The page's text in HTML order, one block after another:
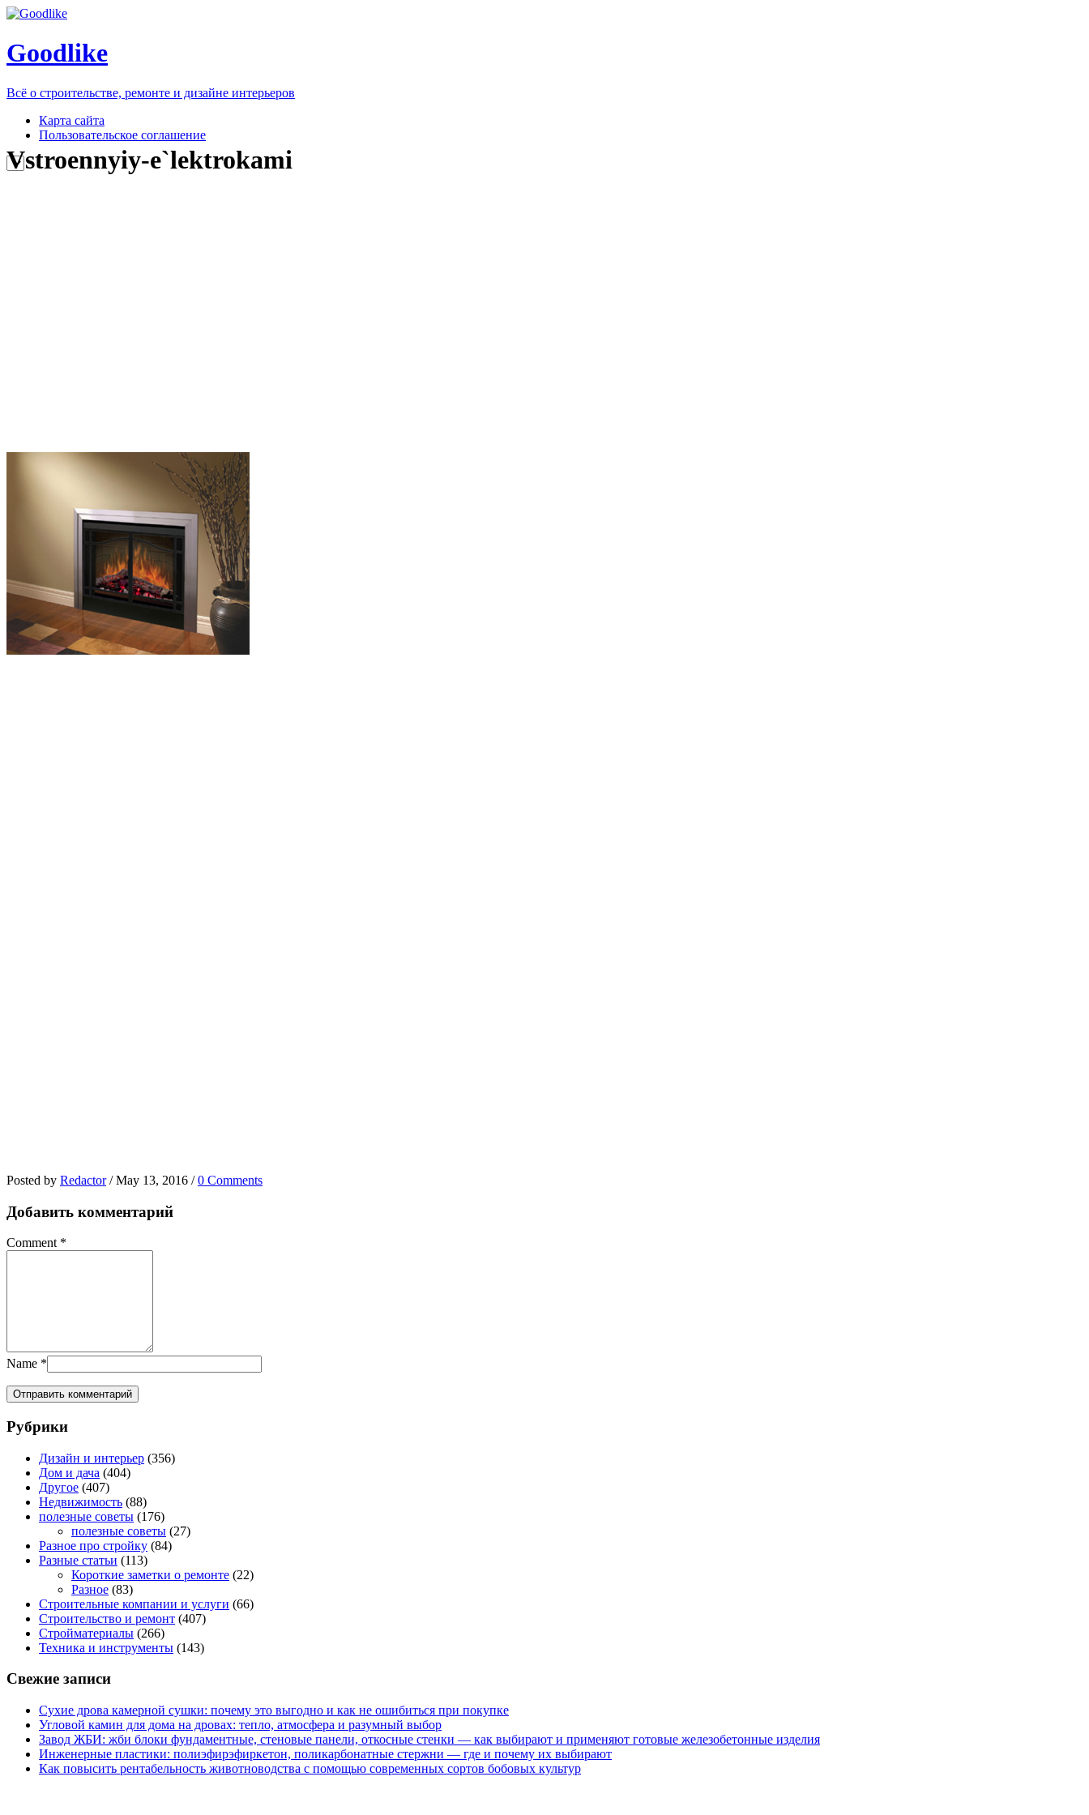
Goodlike
Всё о строительстве, ремонте и дизайне интерьеров
Карта сайта
Пользовательское соглашение
Vstroennyiy-e`lektrokami
Posted by Redactor / May 13, 2016 / 0 Comments
Добавить комментарий
Comment *
Name *
Рубрики
Дизайн и интерьер (356)
Дом и дача (404)
Другое (407)
Недвижимость (88)
полезные советы (176)
полезные советы (27)
Разное про стройку (84)
Разные статьи (113)
Короткие заметки о ремонте (22)
Разное (83)
Строительные компании и услуги (66)
Строительство и ремонт (407)
Стройматериалы (266)
Техника и инструменты (143)
Свежие записи
Сухие дрова камерной сушки: почему это выгодно и как не ошибиться при покупке
Угловой камин для дома на дровах: тепло, атмосфера и разумный выбор
Завод ЖБИ: жби блоки фундаментные, стеновые панели, откосные стенки — как выбирают и применяют готовые железобетонные изделия
Инженерные пластики: полиэфирэфиркетон, поликарбонатные стержни — где и почему их выбирают
Как повысить рентабельность животноводства с помощью современных сортов бобовых культур